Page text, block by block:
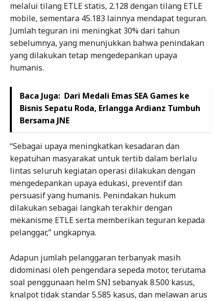
melalui tilang ETLE statis, 2.128 dengan tilang ETLE
mobile, sementara 45.183 lainnya mendapat teguran.
Jumlah teguran ini meningkat 30% dari tahun
sebelumnya, yang menunjukkan bahwa penindakan
yang dilakukan tetap mengedepankan upaya
humanis.
Baca Juga: Dari Medali Emas SEA Games ke
Bisnis Sepatu Roda, Erlangga Ardianz Tumbuh
Bersama JNE
“Sebagai upaya meningkatkan kesadaran dan
kepatuhan masyarakat untuk tertib dalam berlalu
lintas seluruh kegiatan operasi dilakukan dengan
mengedepankan upaya edukasi, preventif dan
persuasif yang humanis. Penindakan hukum
dilakukan sebagai langkah terakhir dengan
mekanisme ETLE serta memberikan teguran kepada
pelanggar,” ungkapnya.
Adapun jumlah pelanggaran terbanyak masih
didominasi oleh pengendara sepeda motor, terutama
soal penggunaan helm SNI sebanyak 8.500 kasus,
knalpot tidak standar 5.585 kasus, dan melawan arus